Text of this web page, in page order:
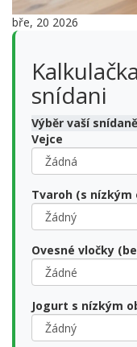
bře, 20 2026
snídani
Výběr vaší snídaně
Vejce
Tvaroh (s nízkým
Ovesné vločky
Jogurt s nízkým